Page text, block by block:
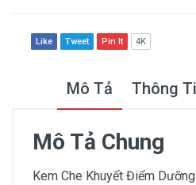
Like Tweet Pin It 4K
Mô Tả Thông
Mô Tả Chung
Kem Che Khuyết Điểm